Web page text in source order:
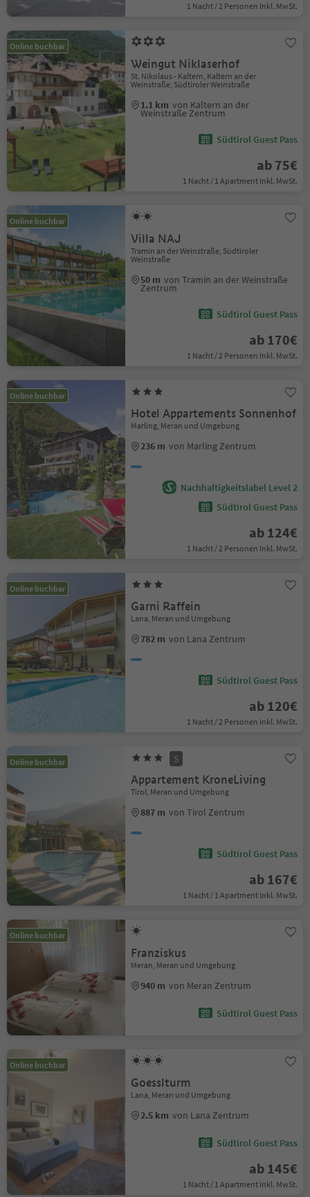
1 Nacht / 2 Personen Inkl. MwSt.
Online buchbar
Weingut Niklaserhof
St. Nikolaus - Kaltern, Kaltern an der
Weinstraße, Südtiroler Weinstraße
1.1 km von Kaltern an der
Weinstraße Zentrum
Südtirol Guest Pass
ab 75€
1 Nacht / 1 Apartment Inkl. MwSt.
Online buchbar
Villa NAJ
Tramin an der Weinstraße, Südtiroler
Weinstraße
50 m von Tramin an der Weinstraße
Zentrum
Südtirol Guest Pass
ab 170€
1 Nacht / 2 Personen Inkl. MwSt.
Online buchbar
Hotel Appartements Sonnenhof
Marling, Meran und Umgebung
236 m von Marling Zentrum
Nachhaltigkeitslabel Level 2
Südtirol Guest Pass
ab 124€
1 Nacht / 2 Personen Inkl. MwSt.
Online buchbar
Garni Raffein
Lana, Meran und Umgebung
782 m von Lana Zentrum
Südtirol Guest Pass
ab 120€
1 Nacht / 2 Personen Inkl. MwSt.
Online buchbar S
Appartement KroneLiving
Tirol, Meran und Umgebung
887 m von Tirol Zentrum
Südtirol Guest Pass
ab 167€
1 Nacht / 1 Apartment Inkl. MwSt.
Online buchbar
Franziskus
Meran, Meran und Umgebung
940 m von Meran Zentrum
Südtirol Guest Pass
Online buchbar
Goesslturm
Lana, Meran und Umgebung
2.5 km von Lana Zentrum
Südtirol Guest Pass
ab 145€
1 Nacht / 1 Apartment Inkl. MwSt.